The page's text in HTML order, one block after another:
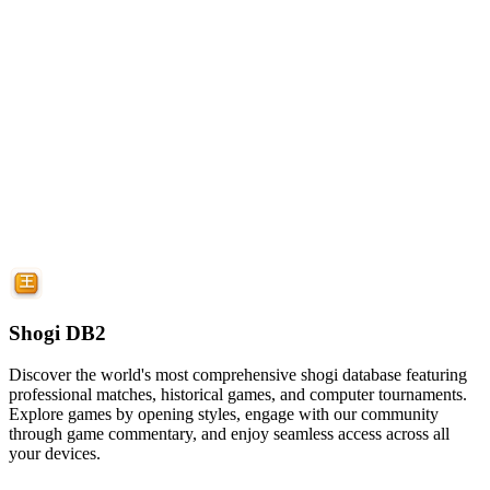
Shogi DB2
Discover the world's most comprehensive shogi database featuring
professional matches, historical games, and computer tournaments.
Explore games by opening styles, engage with our community
through game commentary, and enjoy seamless access across all
your devices.